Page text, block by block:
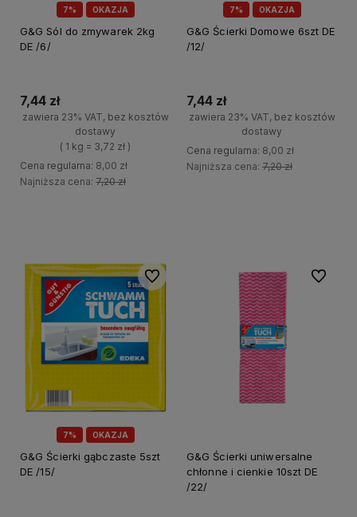
7% OKAZJA
G&G Sól do zmywarek 2kg
DE /6/
7,44 zł
zawiera 23% VAT, bez kosztów
dostawy
( 1 kg = 3,72 zł )
Cena regularna: 8,00 zł
Najniższa cena: 7,20 zł
7% OKAZJA
G&G Ścierki Domowe 6szt DE
/12/
7,44 zł
zawiera 23% VAT, bez kosztów
dostawy
Cena regularna: 8,00 zł
Najniższa cena: 7,20 zł
7% OKAZJA
G&G Ścierki gąbczaste 5szt
DE /15/
Do ulubionych
G&G Ścierki uniwersalne
chłonne i cienkie 10szt DE
/22/
Do